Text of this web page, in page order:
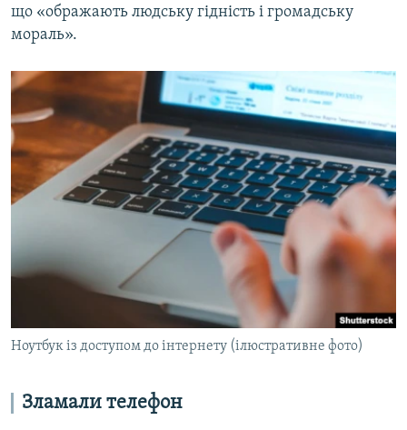
що «ображають людську гідність і громадську
мораль».
Ноутбук із доступом до інтернету (ілюстративне фото)
Зламали телефон